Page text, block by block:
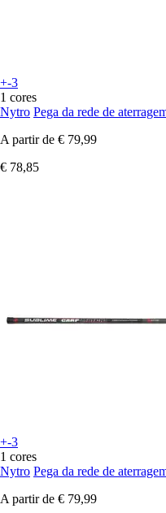
+-3
1 cores
Nytro Pega da rede de
A partir de € 79,99
€ 78,85
+-3
1 cores
Nytro Pega da rede de
A partir de € 79,99